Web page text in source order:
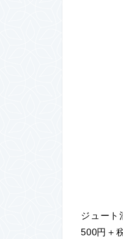
ジュー
500円＋